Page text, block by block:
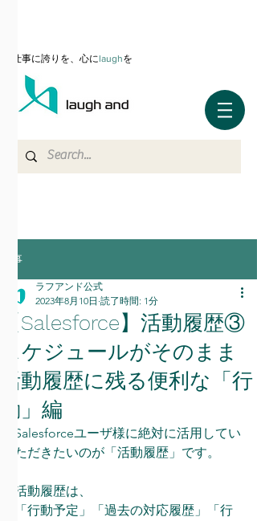
仕事に誇りを、心にlaughを
記事
【Salesforce】活動履歴③
スケジュールがそのまま
活動履歴に残る便利な「行
動」編
ラフアンド公式
2023年8月10日 読了時間: 1分
Salesforceユーザ様に絶対に活用してい
ただきたいのが「活動履歴」です。
活動履歴は、
「行動予定」「過去の対応履歴」「行